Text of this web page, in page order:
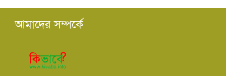
আমাদের সম্পর্কে